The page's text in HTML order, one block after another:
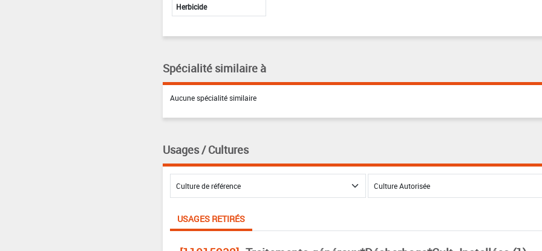
Herbicide
Spécialité similaire à
Aucune spécialité similaire
Usages / Cultures
USAGES RETIRÉS